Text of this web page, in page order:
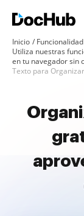
Inicio
Funcionalidad
Utiliza nuestras
en tu navegador sin
Texto para